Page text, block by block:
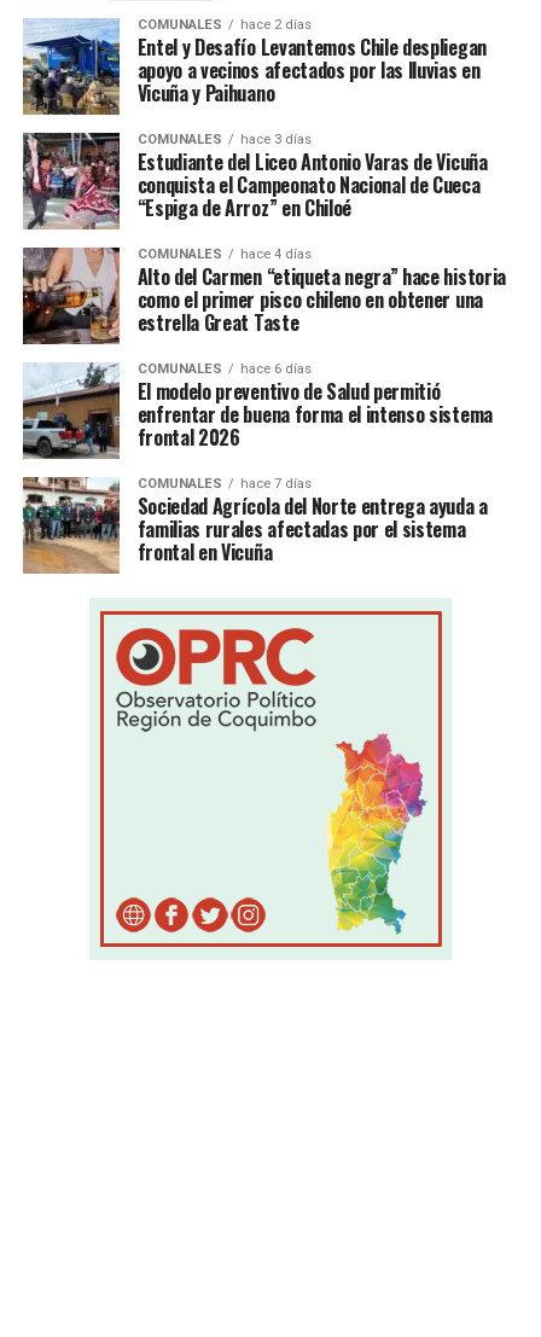
COMUNALES hace 2 días
Entel y Desafío Levantemos Chile despliegan
apoyo a vecinos afectados por las lluvias en
Vicuña y Paihuano
COMUNALES hace 3 días
Estudiante del Liceo Antonio Varas de Vicuña
conquista el Campeonato Nacional de Cueca
“Espiga de Arroz” en Chiloé
COMUNALES hace 4 días
Alto del Carmen “etiqueta negra” hace historia
como el primer pisco chileno en obtener una
estrella Great Taste
COMUNALES hace 6 días
El modelo preventivo de Salud permitió
enfrentar de buena forma el intenso sistema
frontal 2026
COMUNALES hace 7 días
Sociedad Agrícola del Norte entrega ayuda a
familias rurales afectadas por el sistema
frontal en Vicuña